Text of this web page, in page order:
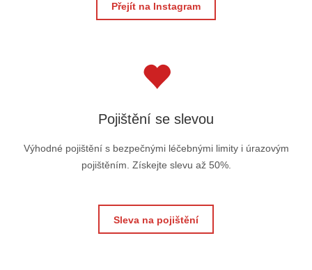
Přejít na Instagram
Pojištění se slevou
Výhodné pojištění s bezpečnými léčebnými limity i úrazovým
pojištěním. Získejte slevu až 50%.
Sleva na pojištění